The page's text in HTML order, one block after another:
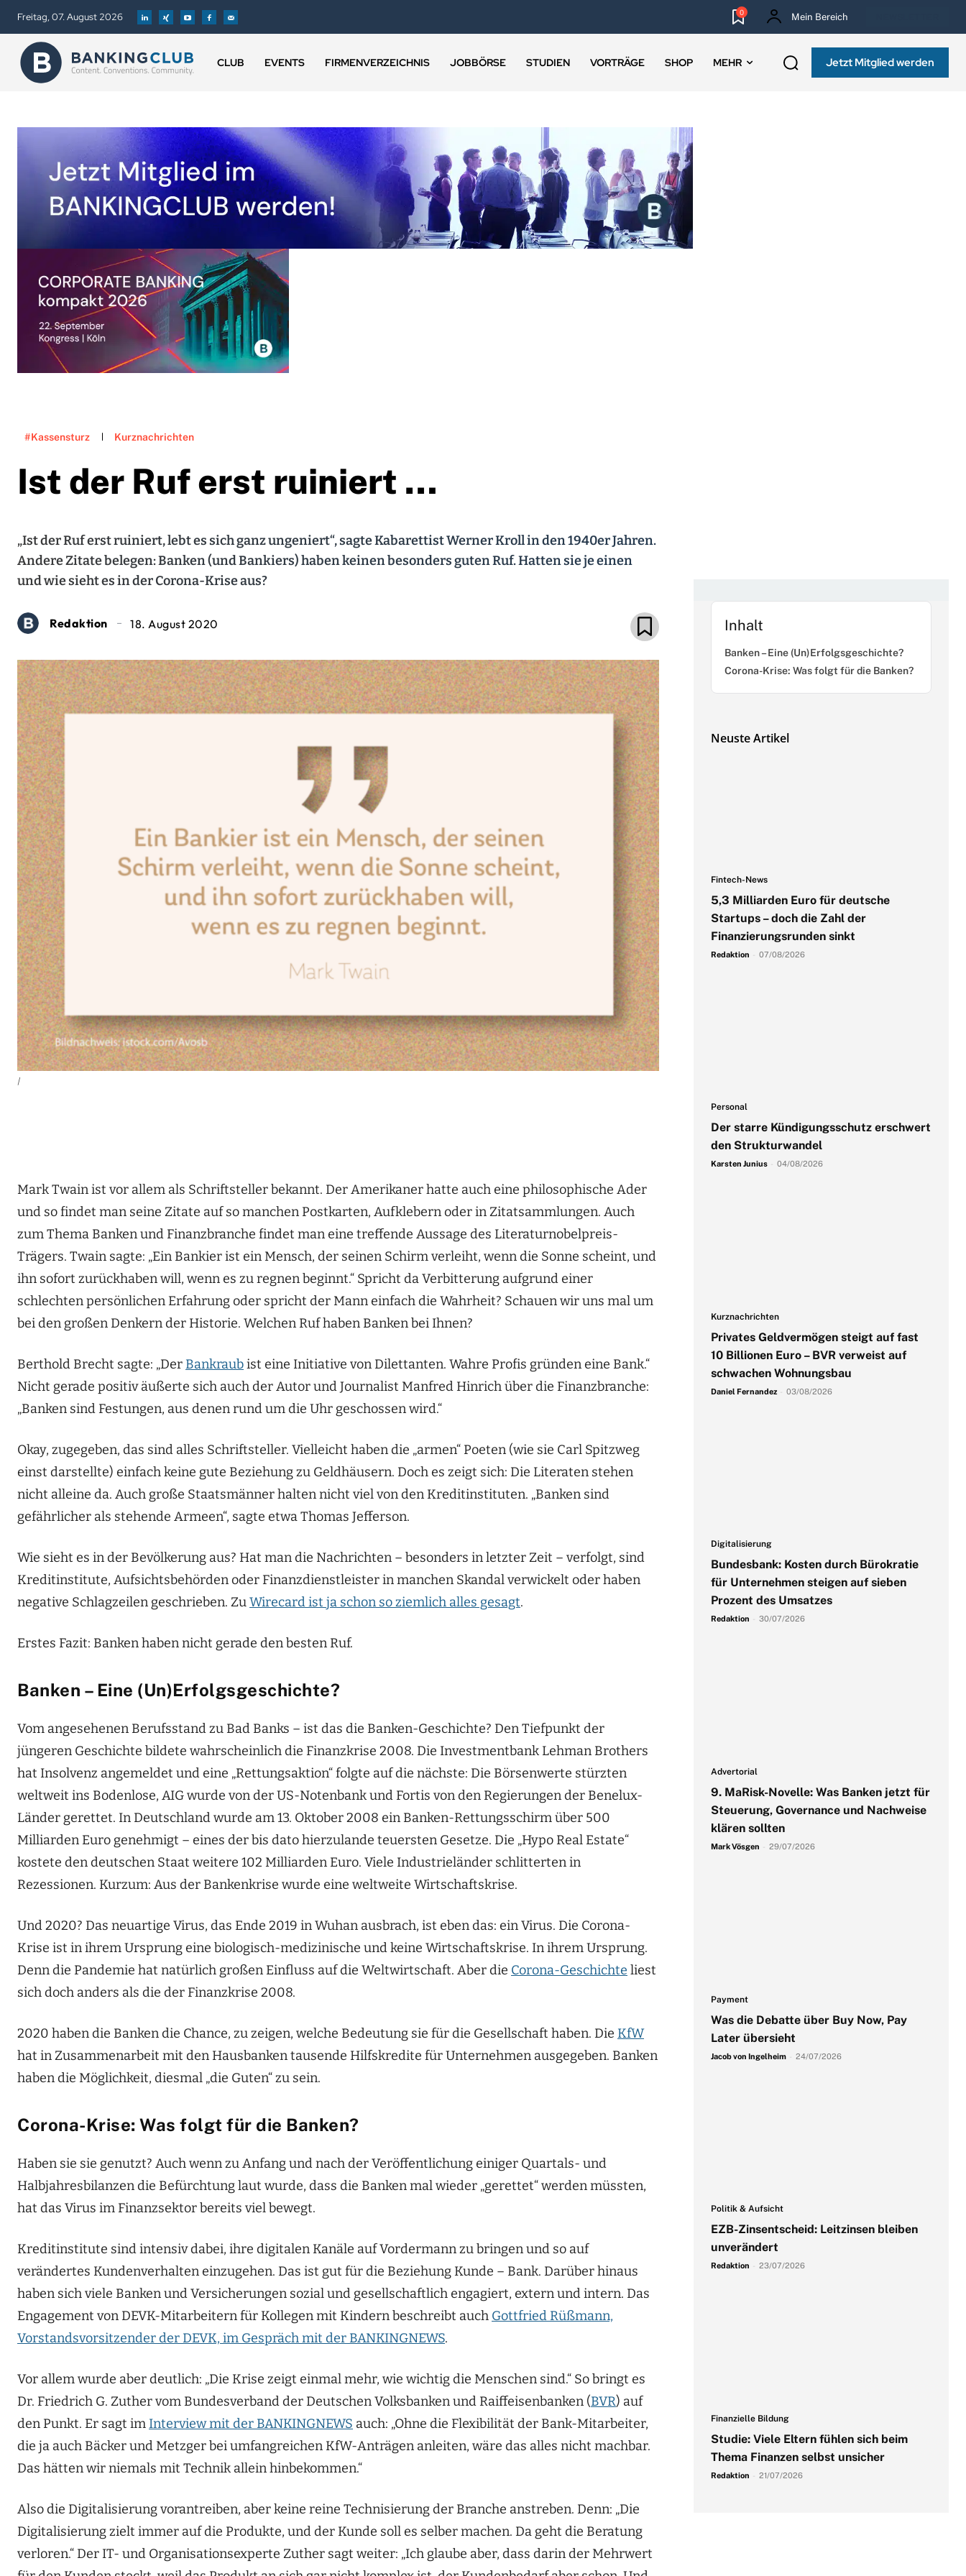
Freitag, 07. August 2026 0 Mein Bereich
CLUB EVENTS FIRMENVERZEICHNIS JOBBÖRSE STUDIEN VORTRÄGE SHOP MEHR Jetzt Mitglied werden
#Kassensturz Kurznachrichten
Ist der Ruf erst ruiniert …
„Ist der Ruf erst ruiniert, lebt es sich ganz ungeniert“, sagte Kabarettist Werner Kroll in den 1940er Jahren.
Andere Zitate belegen: Banken (und Bankiers) haben keinen besonders guten Ruf. Hatten sie je einen
und wie sieht es in der Corona-Krise aus?
Redaktion 18. August 2020
|
Mark Twain ist vor allem als Schriftsteller bekannt. Der Amerikaner hatte auch eine philosophische Ader
und so findet man seine Zitate auf so manchen Postkarten, Aufklebern oder in Zitatsammlungen. Auch
zum Thema Banken und Finanzbranche findet man eine treffende Aussage des Literaturnobelpreis-
Trägers. Twain sagte: „Ein Bankier ist ein Mensch, der seinen Schirm verleiht, wenn die Sonne scheint, und
ihn sofort zurückhaben will, wenn es zu regnen beginnt.“ Spricht da Verbitterung aufgrund einer
schlechten persönlichen Erfahrung oder spricht der Mann einfach die Wahrheit? Schauen wir uns mal um
bei den großen Denkern der Historie. Welchen Ruf haben Banken bei Ihnen?
Berthold Brecht sagte: „Der Bankraubist eine Initiative von Dilettanten. Wahre Profis gründen eine Bank.“
Nicht gerade positiv äußerte sich auch der Autor und Journalist Manfred Hinrich über die Finanzbranche:
„Banken sind Festungen, aus denen rund um die Uhr geschossen wird.“
Okay, zugegeben, das sind alles Schriftsteller. Vielleicht haben die „armen“ Poeten (wie sie Carl Spitzweg
einst darstellte) einfach keine gute Beziehung zu Geldhäusern. Doch es zeigt sich: Die Literaten stehen
nicht alleine da. Auch große Staatsmänner halten nicht viel von den Kreditinstituten. „Banken sind
gefährlicher als stehende Armeen“, sagte etwa Thomas Jefferson.
Wie sieht es in der Bevölkerung aus? Hat man die Nachrichten – besonders in letzter Zeit – verfolgt, sind
Kreditinstitute, Aufsichtsbehörden oder Finanzdienstleister in manchen Skandal verwickelt oder haben
negative Schlagzeilen geschrieben. ZuWirecard ist ja schon so ziemlich alles gesagt.
Erstes Fazit: Banken haben nicht gerade den besten Ruf.
Banken – Eine (Un)Erfolgsgeschichte?
Vom angesehenen Berufsstand zu Bad Banks – ist das die Banken-Geschichte? Den Tiefpunkt der
jüngeren Geschichte bildete wahrscheinlich die Finanzkrise 2008. Die Investmentbank Lehman Brothers
hat Insolvenz angemeldet und eine „Rettungsaktion“ folgte auf die nächste: Die Börsenwerte stürzten
weltweit ins Bodenlose, AIG wurde von der US-Notenbank und Fortis von den Regierungen der Benelux-
Länder gerettet. In Deutschland wurde am 13. Oktober 2008 ein Banken-Rettungsschirm über 500
Milliarden Euro genehmigt – eines der bis dato hierzulande teuersten Gesetze. Die „Hypo Real Estate“
kostete den deutschen Staat weitere 102 Milliarden Euro. Viele Industrieländer schlitterten in
Rezessionen. Kurzum: Aus der Bankenkrise wurde eine weltweite Wirtschaftskrise.
Und 2020? Das neuartige Virus, das Ende 2019 in Wuhan ausbrach, ist eben das: ein Virus. Die Corona-
Krise ist in ihrem Ursprung eine biologisch-medizinische und keine Wirtschaftskrise. In ihrem Ursprung.
Denn die Pandemie hat natürlich großen Einfluss auf die Weltwirtschaft. Aber die Corona-Geschichte liest
sich doch anders als die der Finanzkrise 2008.
2020 haben die Banken die Chance, zu zeigen, welche Bedeutung sie für die Gesellschaft haben. Die KfW
hat in Zusammenarbeit mit den Hausbanken tausende Hilfskredite für Unternehmen ausgegeben. Banken
haben die Möglichkeit, diesmal „die Guten“ zu sein.
Corona-Krise: Was folgt für die Banken?
Haben sie sie genutzt? Auch wenn zu Anfang und nach der Veröffentlichung einiger Quartals- und
Halbjahresbilanzen die Befürchtung laut wurde, dass die Banken mal wieder „gerettet“ werden müssten,
hat das Virus im Finanzsektor bereits viel bewegt.
Kreditinstitute sind intensiv dabei, ihre digitalen Kanäle auf Vordermann zu bringen und so auf
verändertes Kundenverhalten einzugehen. Das ist gut für die Beziehung Kunde – Bank. Darüber hinaus
haben sich viele Banken und Versicherungen sozial und gesellschaftlich engagiert, extern und intern. Das
Engagement von DEVK-Mitarbeitern für Kollegen mit Kindern beschreibt auch Gottfried Rüßmann,
Vorstandsvorsitzender der DEVK, im Gespräch mit der BANKINGNEWS.
Vor allem wurde aber deutlich: „Die Krise zeigt einmal mehr, wie wichtig die Menschen sind.“ So bringt es
Dr. Friedrich G. Zuther vom Bundesverband der Deutschen Volksbanken und Raiffeisenbanken (BVR) auf
den Punkt. Er sagt im Interview mit der BANKINGNEWS auch: „Ohne die Flexibilität der Bank-Mitarbeiter,
die ja auch Bäcker und Metzger bei umfangreichen KfW-Anträgen anleiten, wäre das alles nicht machbar.
Das hätten wir niemals mit Technik allein hinbekommen.“
Also die Digitalisierung vorantreiben, aber keine reine Technisierung der Branche anstreben. Denn: „Die
Digitalisierung zielt immer auf die Produkte, und der Kunde soll es selber machen. Da geht die Beratung
verloren.“ Der IT- und Organisationsexperte Zuther sagt weiter: „Ich glaube aber, dass darin der Mehrwert
Inhalt
Banken – Eine (Un)Erfolgsgeschichte?
Corona-Krise: Was folgt für die Banken?
Neuste Artikel
Fintech-News
5,3 Milliarden Euro für deutsche
Startups – doch die Zahl der
Finanzierungsrunden sinkt
Redaktion 07/08/2026
Personal
Der starre Kündigungsschutz erschwert
den Strukturwandel
Karsten Junius 04/08/2026
Kurznachrichten
Privates Geldvermögen steigt auf fast
10 Billionen Euro – BVR verweist auf
schwachen Wohnungsbau
Daniel Fernandez 03/08/2026
Digitalisierung
Bundesbank: Kosten durch Bürokratie
für Unternehmen steigen auf sieben
Prozent des Umsatzes
Redaktion 30/07/2026
Advertorial
9. MaRisk-Novelle: Was Banken jetzt für
Steuerung, Governance und Nachweise
klären sollten
Mark Vösgen 29/07/2026
Payment
Was die Debatte über Buy Now, Pay
Later übersieht
Jacob von Ingelheim 24/07/2026
Politik & Aufsicht
EZB-Zinsentscheid: Leitzinsen bleiben
unverändert
Redaktion 23/07/2026
Finanzielle Bildung
Studie: Viele Eltern fühlen sich beim
Thema Finanzen selbst unsicher
Redaktion 21/07/2026